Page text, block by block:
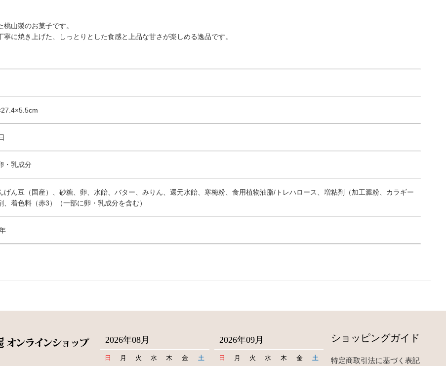
桃山製のお菓子です。
寧に焼き上げた、しっとりとした食感と上品な甘さが楽しめる逸品です。
・乳成分
げん豆（国産）、砂糖、卵、水飴、バター、みりん、還元水飴、寒梅粉、食用植物油脂/トレハロース、増粘剤（加工澱粉、カラギー
、着色料（赤3）（一部に卵・乳成分を含む）
2026年08月
日 月 火 水 木 金 土
2026年09月
日 月 火 水 木 金 土
ショッピングガイド
特定商取引法に基づく表記